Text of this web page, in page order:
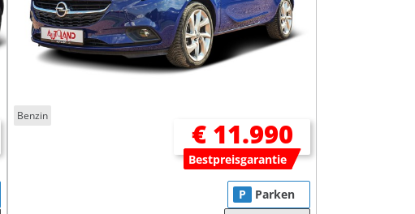
Benzin
€ 11.990
Bestpreisgarantie
P Parken